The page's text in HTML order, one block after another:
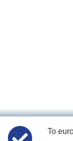
Το